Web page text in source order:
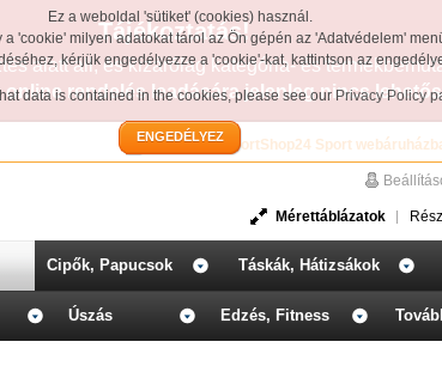
Ez a weboldal 'sütiket' (cookies) használ.
a 'cookie' milyen adatokat tárol az Ön gépén az 'Adatvédelem'
kérjük engedélyezze a 'cookie'-kat, kattintson az
data is contained in the cookies, please see ourPrivacy Policy
ENGEDÉLYEZ
Tájékoztatás!
alatt áll, és kizárólag kategória- és
online rendelés leadására jelenleg nincs
Üdvözöljük a SportShop24 Sport
Mérettáblázatok
Cipők, Papucsok Táskák, Hátizsákok
Úszás Edzés, Fitness